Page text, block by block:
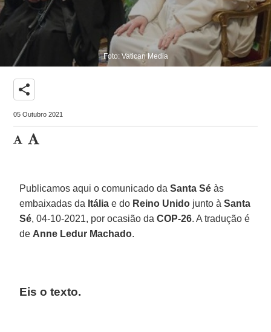
Foto: Vatican Media
share
05 Outubro 2021
Publicamos aqui o comunicado daSanta Sé às
embaixadas da Itália e do Reino Unido junto àSanta
Sé, 04-10-2021, por ocasião daCOP-26. A tradução é
de Anne Ledur Machado.
Eis o texto.